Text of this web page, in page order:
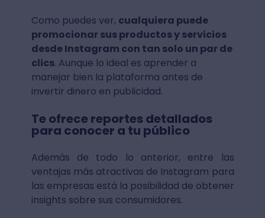
Como puedes ver, cualquiera puede
promocionar sus productos y servicios
desde Instagram con tan solo un par de
clics. Aunque lo ideal es aprender a
manejar bien la plataforma antes de
invertir dinero en publicidad.
Te ofrece reportes detallados
para conocer a tu público
Además de todo lo anterior, entre las
ventajas más atractivas de Instagram para
las empresas está la posibilidad de obtener
insights sobre sus consumidores.